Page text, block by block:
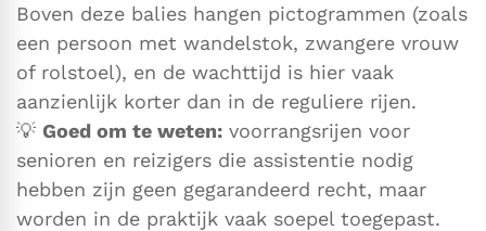
Boven deze balies hangen pictogrammen (zoals
een persoon met wandelstok, zwangere vrouw
of rolstoel), en de wachttijd is hier vaak
aanzienlijk korter dan in de reguliere rijen.
💡 Goed om te weten: voorrangsrĳen voor
senioren en reizigers die assistentie nodig
hebben zijn geen gegarandeerd recht, maar
worden in de praktijk vaak soepel toegepast.